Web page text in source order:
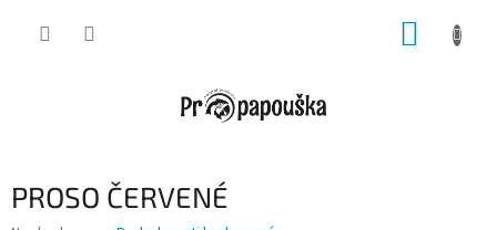
PROSO ČERVENÉ